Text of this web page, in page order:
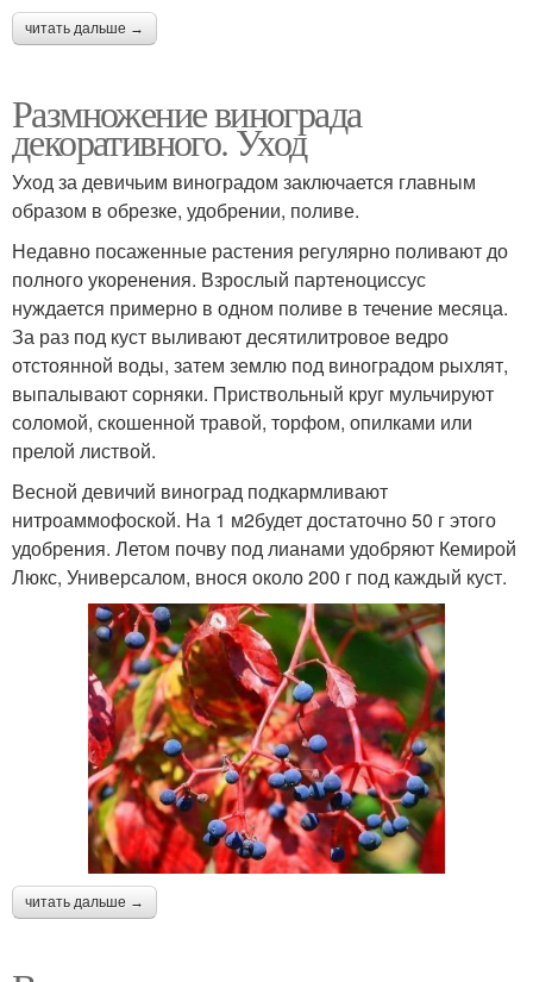
читать дальше →
Размножение винограда
декоративного. Уход
Уход за девичьим виноградом заключается главным
образом в обрезке, удобрении, поливе.
Недавно посаженные растения регулярно поливают до
полного укоренения. Взрослый партеноциссус
нуждается примерно в одном поливе в течение месяца.
За раз под куст выливают десятилитровое ведро
отстоянной воды, затем землю под виноградом рыхлят,
выпалывают сорняки. Приствольный круг мульчируют
соломой, скошенной травой, торфом, опилками или
прелой листвой.
Весной девичий виноград подкармливают
нитроаммофоской. На 1 м2будет достаточно 50 г этого
удобрения. Летом почву под лианами удобряют Кемирой
Люкс, Универсалом, внося около 200 г под каждый куст.
читать дальше →